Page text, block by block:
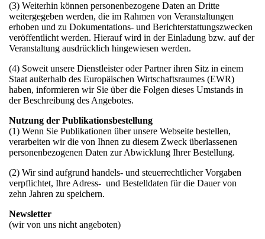
(3) Weiterhin können personenbezogene Daten an Dritte
weitergegeben werden, die im Rahmen von Veranstaltungen
erhoben und zu Dokumentations- und Berichterstattungszwecken
veröffentlicht werden. Hierauf wird in der Einladung bzw. auf der
Veranstaltung ausdrücklich hingewiesen werden.
(4) Soweit unsere Dienstleister oder Partner ihren Sitz in einem
Staat außerhalb des Europäischen Wirtschaftsraumes (EWR)
haben, informieren wir Sie über die Folgen dieses Umstands in
der Beschreibung des Angebotes.
Nutzung der Publikationsbestellung
(1) Wenn Sie Publikationen über unsere Webseite bestellen,
verarbeiten wir die von Ihnen zu diesem Zweck überlassenen
personenbezogenen Daten zur Abwicklung Ihrer Bestellung.
(2) Wir sind aufgrund handels- und steuerrechtlicher Vorgaben
verpflichtet, Ihre Adress- und Bestelldaten für die Dauer von
zehn Jahren zu speichern.
Newsletter
(wir von uns nicht angeboten)